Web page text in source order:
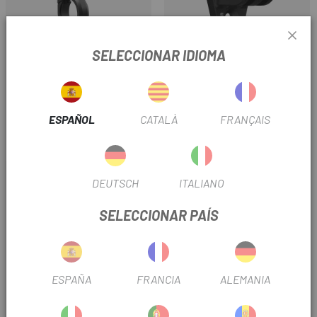
SOPORTE MANILLAR
HAMMERHEAD KAROO 31.8MM
Precio
ADAPTADOR SOPORTE
HAMMERHEAD KAROO
SELECCIONAR IDIOMA
ESPAÑOL CATALÀ FRANÇAIS
DEUTSCH ITALIANO
SELECCIONAR PAÍS
ESPAÑA FRANCIA ALEMANIA